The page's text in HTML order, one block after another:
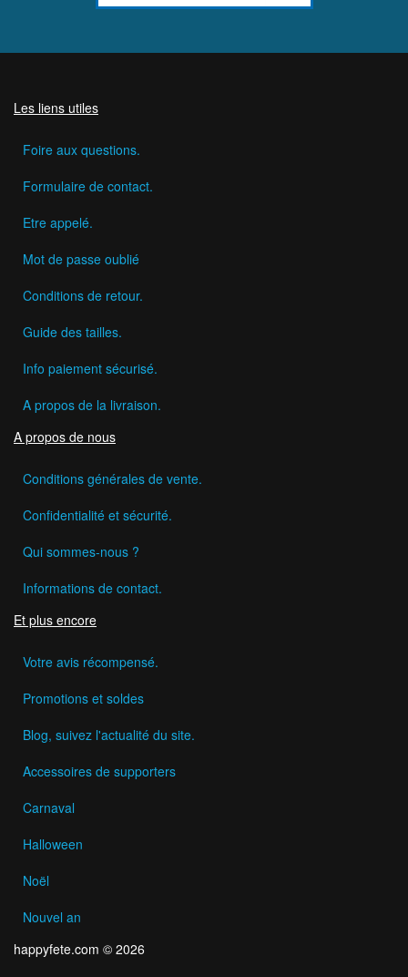
Les liens utiles
Foire aux questions.
Formulaire de contact.
Etre appelé.
Mot de passe oublié
Conditions de retour.
Guide des tailles.
Info paiement sécurisé.
A propos de la livraison.
A propos de nous
Conditions générales de vente.
Confidentialité et sécurité.
Qui sommes-nous ?
Informations de contact.
Et plus encore
Votre avis récompensé.
Promotions et soldes
Blog, suivez l'actualité du site.
Accessoires de supporters
Carnaval
Halloween
Noël
Nouvel an
happyfete.com © 2026